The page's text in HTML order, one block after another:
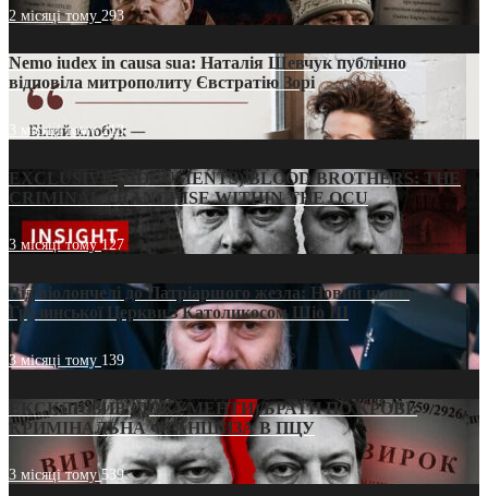
2 місяці тому 293
Nemo iudex in causa sua: Наталія Шевчук публічно
відповіла митрополиту Євстратію Зорі
3 місяці тому213
EXCLUSIVE (DOCUMENTS)/BLOOD BROTHERS: THE
CRIMINAL FRANCHISE WITHIN THE OCU
3 місяці тому127
Від віолончелі до Патріаршого жезла: Новий шлях
Грузинської Церкви з Католикосом Шіо III
3 місяці тому 139
ЕКСКЛЮЗИВ (ДОКУМЕНТИ)/БРАТИ ПО КРОВІ:
КРИМІНАЛЬНА ФРАНШИЗА В ПЦУ
3 місяці тому539